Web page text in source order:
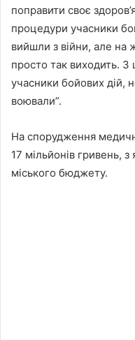
поправити своє
процедури учасники
вийшли з війни, але на
просто так виходить. З
учасники бойових дій,
воювали”.
На спорудження
17 мільйонів гривень,
міського бюджету.